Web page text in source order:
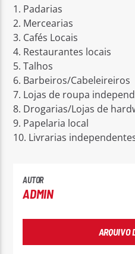
1. Padarias
2. Mercearias
3. Cafés Locais
4. Restaurantes locais
5. Talhos
6. Barbeiros/Cabeleireiros
7. Lojas de roupa
8. Drogarias/Lojas de
9. Papelaria local
10. Livrarias
AUTOR
ADMIN
ARQUIVO